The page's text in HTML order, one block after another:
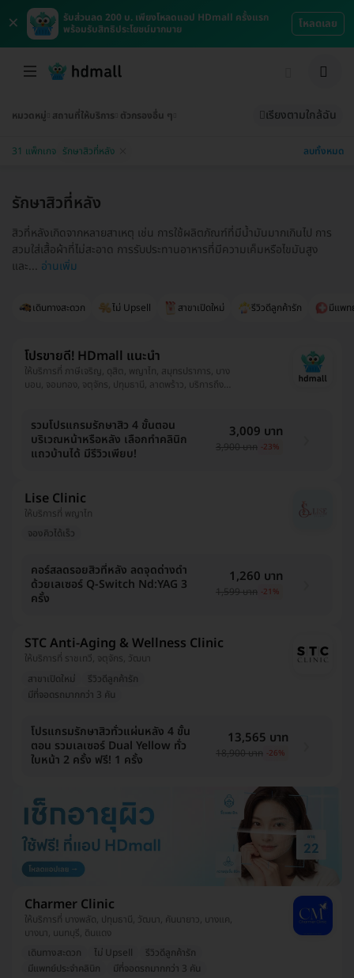
×
รับส่วนลด 200 บ. เพียงโหลดแอป HDmall ครั้งแรก
พร้อมรับสิทธิประโยชน์มากมาย
โหลดเลย
หมวดหมู่ สถานที่ให้บริการ ตัวกรองอื่น ๆ เรียงตามใกล้ฉัน
31 แพ็กเกจ รักษาสิวที่หลัง ลบทั้งหมด
เดินทางสะดวก ไม่ Upsell สาขาเปิดใหม่ รีวิวดีลูกค้ารัก มีแพท
รักษาสิวที่หลัง
สิวที่หลังเกิดจากหลายสาเหตุ เช่น การใช้ผลิตภัณฑ์ที่มีน้ำมันมากเกินไป การ
สวมใส่เสื้อผ้าที่ไม่สะอาด การรับประทานอาหารที่มีความเค็มหรือไขมันสูง
และ... อ่านเพิ่ม
โปรขายดี! HDmall แนะนำ
ให้บริการที่ ภาษีเจริญ, ดุสิต, พญาไท, สมุทรปราการ, บาง
บอน, จอมทอง, จตุจักร, ปทุมธานี, ลาดพร้าว, บริการถึง
บางรัก
รวมโปรแกรมรักษาสิว 4 ขั้นตอน
บริเวณหน้าหรือหลัง เลือกทำคลินิก
แถวบ้านได้ มีรีวิวเพียบ!
3,009 บาท
3,900 บาท -23%
Lise Clinic
ให้บริการที่ พญาไท
จองคิวได้เร็ว
คอร์สลดรอยสิวที่หลัง ลดจุดด่างดำ
ด้วยเลเซอร์ Q-Switch Nd:YAG 3
ครั้ง
1,260 บาท
1,599 บาท -21%
STC Anti-Aging & Wellness Clinic
ให้บริการที่ ราชเทวี, จตุจักร, วัฒนา
สาขาเปิดใหม่
รีวิวดีลูกค้ารัก
มีที่จอดรถมากกว่า 3 คัน
โปรแกรมรักษาสิวทั่วแผ่นหลัง 4 ขั้น
ตอน รวมเลเซอร์ Dual Yellow ทั่ว
ใบหน้า 2 ครั้ง ฟรี! 1 ครั้ง
13,565 บาท
18,900 บาท -26%
Charmer Clinic
ให้บริการที่ บางพลัด, ปทุมธานี, วัฒนา, คันนายาว, บางแค,
บางนา, นนทบุรี, ดินแดง
เดินทางสะดวก
ไม่ Upsell
รีวิวดีลูกค้ารัก
มีแพทย์ประจำคลินิก
มีที่จอดรถมากกว่า 3 คัน